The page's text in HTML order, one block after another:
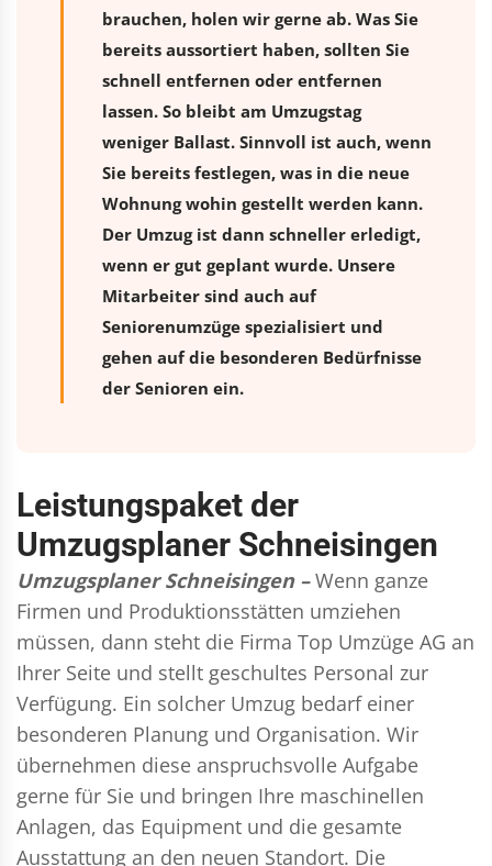
brauchen, holen wir gerne ab. Was Sie
bereits aussortiert haben, sollten Sie
schnell entfernen oder entfernen
lassen. So bleibt am Umzugstag
weniger Ballast. Sinnvoll ist auch, wenn
Sie bereits festlegen, was in die neue
Wohnung wohin gestellt werden kann.
Der Umzug ist dann schneller erledigt,
wenn er gut geplant wurde. Unsere
Mitarbeiter sind auch auf
Seniorenumzüge spezialisiert und
gehen auf die besonderen Bedürfnisse
der Senioren ein.
Leistungspaket der
Umzugsplaner Schneisingen
Umzugsplaner Schneisingen – Wenn ganze
Firmen und Produktionsstätten umziehen
müssen, dann steht die Firma Top Umzüge AG an
Ihrer Seite und stellt geschultes Personal zur
Verfügung. Ein solcher Umzug bedarf einer
besonderen Planung und Organisation. Wir
übernehmen diese anspruchsvolle Aufgabe
gerne für Sie und bringen Ihre maschinellen
Anlagen, das Equipment und die gesamte
Ausstattung an den neuen Standort. Die